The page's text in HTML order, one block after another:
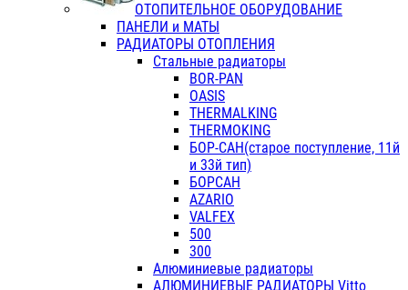
ОТОПИТЕЛЬНОЕ ОБОРУДОВАНИЕ
ПАНЕЛИ и МАТЫ
РАДИАТОРЫ ОТОПЛЕНИЯ
Стальные радиаторы
BOR-PAN
OASIS
THERMALKING
THERMOKING
БОР-САН(старое поступление, 11й
и 33й тип)
БОРСАН
AZARIO
VALFEX
500
300
Алюминиевые радиаторы
АЛЮМИНИЕВЫЕ РАДИАТОРЫ Vitto